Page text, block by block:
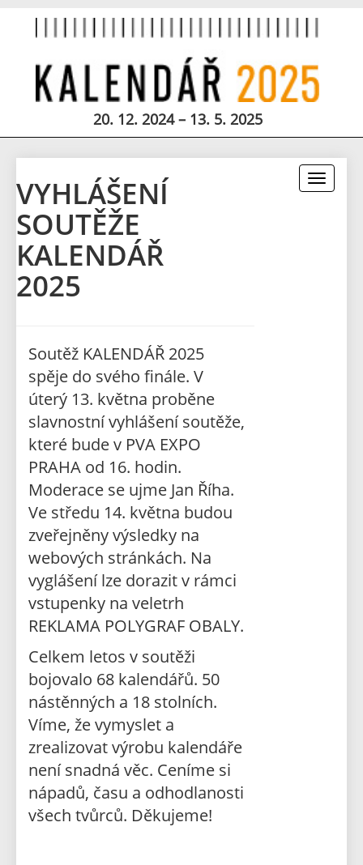
20. 12. 2024 – 13. 5. 2025
Toggle
VYHLÁŠENÍ
SOUTĚŽE
KALENDÁŘ
2025
Soutěž KALENDÁŘ 2025
spěje do svého finále. V
úterý 13. května proběne
slavnostní vyhlášení soutěže,
které bude v PVA EXPO
PRAHA od 16. hodin.
Moderace se ujme Jan Říha.
Ve středu 14. května budou
zveřejněny výsledky na
webových stránkách. Na
vyglášení lze dorazit v rámci
vstupenky na veletrh
REKLAMA POLYGRAF OBALY.
Celkem letos v soutěži
bojovalo 68 kalendářů. 50
nástěnných a 18 stolních.
Víme, že vymyslet a
zrealizovat výrobu kalendáře
není snadná věc. Ceníme si
nápadů, času a odhodlanosti
všech tvůrců. Děkujeme!